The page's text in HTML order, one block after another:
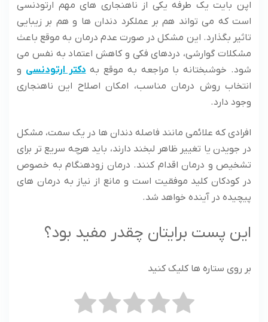
اپن بایت یک طرفه یکی از ناهنجاری های مهم ارتودنسی
است که می ‌تواند هم بر عملکرد دندان ها و هم بر زیبایی
تاثیر بگذارد. این مشکل در صورت عدم درمان به موقع باعث
مشکلات گوارشی، دردهای فکی و کاهش اعتماد به نفس می
‌شود. خوشبختانه با مراجعه به موقع به دکتر ارتودنسی و
انتخاب روش درمان مناسب، امکان اصلاح این ناهنجاری
وجود دارد.
افرادی که علائمی مانند فاصله دندان ها در یک سمت، مشکل
در جویدن یا تغییر ظاهر لبخند دارند، باید هرچه سریع تر برای
تشخیص و درمان اقدام کنند. درمان زودهنگام به خصوص
در کودکان کلید موفقیت است و مانع از نیاز به درمان های
پیچیده در آینده خواهد شد.
این پست برایتان چقدر مفید بود؟
بر روی ستاره ها کلیک کنید